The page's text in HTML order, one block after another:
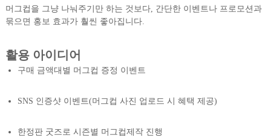
머그컵을 그냥 나눠주기만 하는 것보다, 간단한 이벤트나 프로모션과
묶으면 홍보 효과가 훨씬 좋아집니다.
활용 아이디어
구매 금액대별 머그컵 증정 이벤트
SNS 인증샷 이벤트(머그컵 사진 업로드 시 혜택 제공)
한정판 굿즈로 시즌별 머그컵제작 진행